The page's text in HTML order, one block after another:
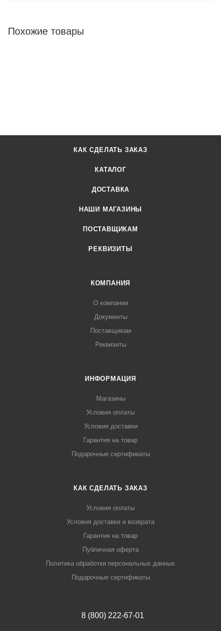
Похожие товары
КАК СДЕЛАТЬ ЗАКАЗ
КАТАЛОГ
ДОСТАВКА
НАШИ МАГАЗИНЫ
ПОСТАВЩИКАМ
РЕКВИЗИТЫ
КОМПАНИЯ
О компании
Документы
Поставщикам
Реквизиты
ИНФОРМАЦИЯ
Магазины
Условия оплаты
Условия доставки
Гарантия на товар
Подарочные сертификаты
КАК СДЕЛАТЬ ЗАКАЗ
Условия оплаты
Условия доставки и возврата
Гарантия на товар
Публичная оферта
Политика обработки персональных данных
Подарочные сертификаты
8 (800) 222-67-01